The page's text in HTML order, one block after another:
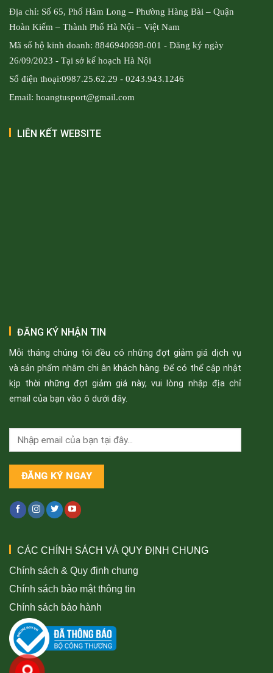
Địa chỉ: Số 65, Phố Hàm Long – Phường Hàng Bài – Quận
Hoàn Kiếm – Thành Phố Hà Nội – Việt Nam
Mã số hộ kinh doanh: 8846940698-001 - Đăng ký ngày
26/09/2023 - Tại sở kế hoạch Hà Nội
Số điện thoại:0987.25.62.29 - 0243.943.1246
Email: hoangtusport@gmail.com
LIÊN KẾT WEBSITE
ĐĂNG KÝ NHẬN TIN
Mỗi tháng chúng tôi đều có những đợt giảm giá dịch vụ
và sản phẩm nhằm chi ân khách hàng. Để có thể cập nhật
kịp thời những đợt giảm giá này, vui lòng nhập địa chỉ
email của bạn vào ô dưới đây.
CÁC CHÍNH SÁCH VÀ QUY ĐỊNH CHUNG
Chính sách & Quy định chung
Chính sách bảo mật thông tin
Chính sách bảo hành